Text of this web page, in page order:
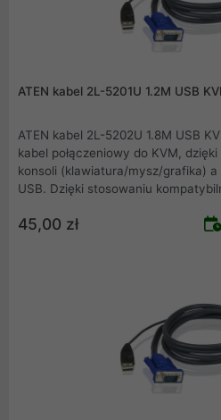
ATEN kabel 2L-5201U 1.2M USB
ATEN kabel 2L-5202U 1.8M USB
kabel połączeniowy do KVM,
konsoli (klawiatura/mysz/grafika) a
USB. Dzięki stosowaniu kompatybilnych urządzeń firmy ATEN
45,00 zł